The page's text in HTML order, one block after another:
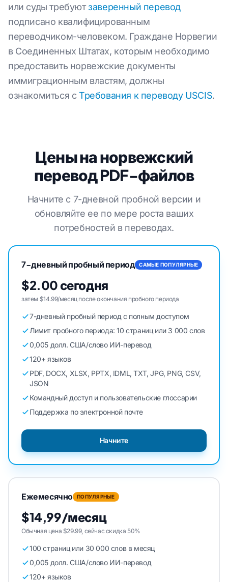
или суды требуютзаверенный перевод
подписано квалифицированным
переводчиком-человеком. Граждане Норвегии
в Соединенных Штатах, которым необходимо
предоставить норвежские документы
иммиграционным властям, должны
ознакомиться сТребования к переводу USCIS.
Цены на норвежский
перевод PDF-файлов
Начните с 7-дневной пробной версии и
обновляйте ее по мере роста ваших
потребностей в переводах.
7-дневный пробный период САМЫЕ ПОПУЛЯРНЫЕ
$2.00 сегодня
затем $14.99/месяц после окончания пробного периода
7-дневный пробный период с полным доступом
Лимит пробного периода: 10 страниц или 3 000 слов
0,005 долл. США/слово ИИ-перевод
120+ языков
PDF, DOCX, XLSX, PPTX, IDML, TXT, JPG, PNG, CSV,
JSON
Командный доступ и пользовательские глоссарии
Поддержка по электронной почте
Начните
Ежемесячно ПОПУЛЯРНЫЕ
$14,99/месяц
Обычная цена $29.99, сейчас скидка 50%
100 страниц или 30 000 слов в месяц
0,005 долл. США/слово ИИ-перевод
120+ языков